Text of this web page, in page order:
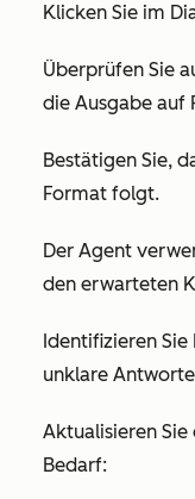
Klicken Sie im
Überprüfen Sie
die Ausgabe auf
Bestätigen Sie,
Format folgt.
Der Agent
den erwarteten
Identifizieren
unklare
Aktualisieren
Bedarf: